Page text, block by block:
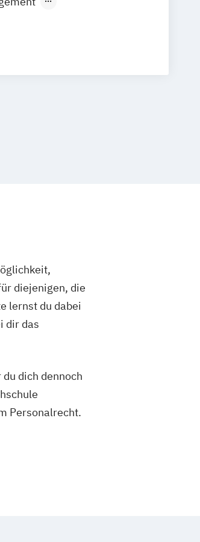
(MBA)
diejenigen, die
lernst du dabei
dir das
dich dennoch
Personalrecht.